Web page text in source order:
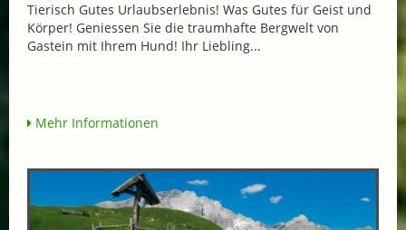
Tierisch Gutes Urlaubserlebnis! Was Gutes für Geist und
Körper! Geniessen Sie die traumhafte Bergwelt von
Gastein mit Ihrem Hund! Ihr Liebling...
Mehr Informationen